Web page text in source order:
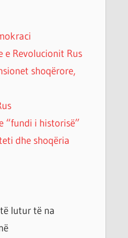
Revolucionit Rus
shoqërore,
“fundi i historisë”
dhe shoqëria
lutur të na